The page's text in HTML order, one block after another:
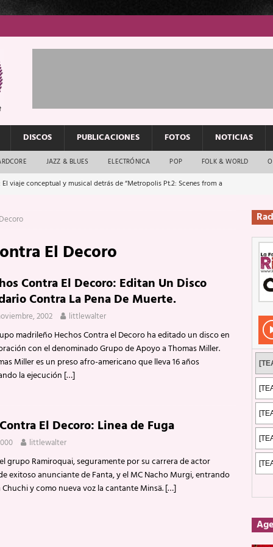
DISCOS PUBLICACIONES FOTOS NOTICIAS
JAZZ & BLUES ELECTRÓNICA POP FOLK & WORLD
El viaje conceptual y musical detrás de “Metropolis Pt.2: Scenes from a
El rock urbano sigue en buenas manos
y arte que forjaron un mito
REPORTAJES
certificados
ENTREVISTAS
2 de mayo de 2026 en Fuengirola
FOTOS
Su ‘aullido’ retumbó ferozmente en Fuengirola.
La historia de Nintendo Vol. 2 PUBLICACIONES
El Decoro
Contra El Decoro: Editan Un Disco
Contra La Pena De Muerte.
2002 littlewalter
madrileño Hechos Contra el Decoro ha editado un disco en
con el denominado Grupo de Apoyo a Thomas Miller.
Miller es un preso afro-americano que lleva 16 años
la ejecución […]
El Decoro: Linea de Fuga
littlewalter
grupo Ramiroquai, seguramente por su carrera de actor
exitoso anunciante de Fanta, y el MC Nacho Murgi, entrando
y como nueva voz la cantante Minsä.[…]